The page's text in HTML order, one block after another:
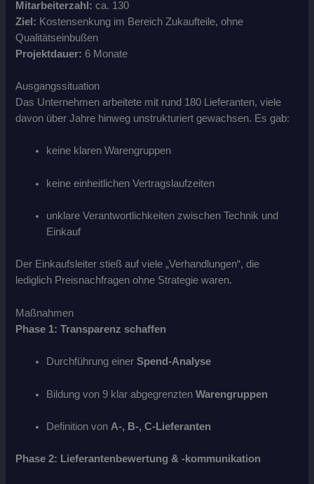
Mitarbeiterzahl: ca. 130
Ziel: Kostensenkung im Bereich Zukaufteile, ohne
Qualitätseinbußen
Projektdauer: 6 Monate
Ausgangssituation
Das Unternehmen arbeitete mit rund 180 Lieferanten, viele
davon über Jahre hinweg unstrukturiert gewachsen. Es gab:
keine klaren Warengruppen
keine einheitlichen Vertragslaufzeiten
unklare Verantwortlichkeiten zwischen Technik und
Einkauf
Der Einkaufsleiter stieß auf viele „Verhandlungen“, die
lediglich Preisnachfragen ohne Strategie waren.
Maßnahmen
Phase 1: Transparenz schaffen
Durchführung einerSpend-Analyse
Bildung von 9 klar abgegrenztenWarengruppen
Definition von A-, B-, C-Lieferanten
Phase 2: Lieferantenbewertung & -kommunikation